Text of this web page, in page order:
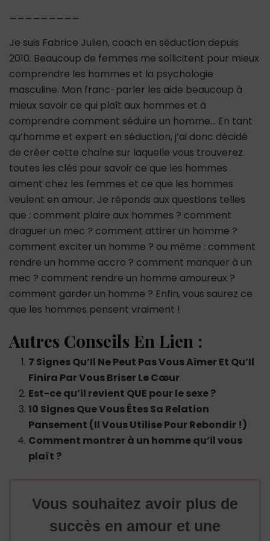
Je suis Fabrice Julien, coach en séduction depuis
2010. Beaucoup de femmes me sollicitent pour mieux
comprendre les hommes et la psychologie
masculine. Mon franc-parler les aide beaucoup à
mieux savoir ce qui plaît aux hommes et à
comprendre comment séduire un homme… En tant
qu’homme et expert en séduction, j’ai donc décidé
de créer cette chaîne sur laquelle vous trouverez
toutes les clés pour savoir ce que les hommes
aiment chez les femmes et ce que les hommes
veulent en amour. Je réponds aux questions telles
que : comment plaire aux hommes ? comment
draguer un mec ? comment attirer un homme ?
comment exciter un homme ? ou même : comment
rendre un homme accro ? comment manquer à un
mec ? comment rendre un homme amoureux ?
comment garder un homme ? Enfin, vous saurez ce
que les hommes pensent vraiment !
Autres Conseils En Lien :
7 Signes Qu’Il Ne Peut Pas Vous Aimer Et Qu’Il
Finira Par Vous Briser Le Cœur
Est-ce qu’il revient QUE pour le sexe ?
10 Signes Que Vous Êtes Sa Relation
Pansement (Il Vous Utilise Pour Rebondir !)
Comment montrer à un homme qu’il vous
plaît ?
Vous souhaitez avoir plus de
succès en amour et une